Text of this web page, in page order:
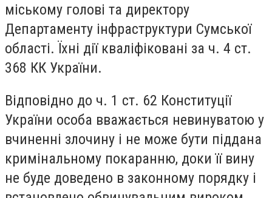
міському голові та директору
Департаменту інфраструктури Сумської
області. Їхні дії кваліфіковані за ч. 4 ст.
368 КК України.
Відповідно до ч. 1 ст. 62 Конституції
України особа вважається невинуватою у
вчиненні злочину і не може бути піддана
кримінальному покаранню, доки її вину
не буде доведено в законному порядку і